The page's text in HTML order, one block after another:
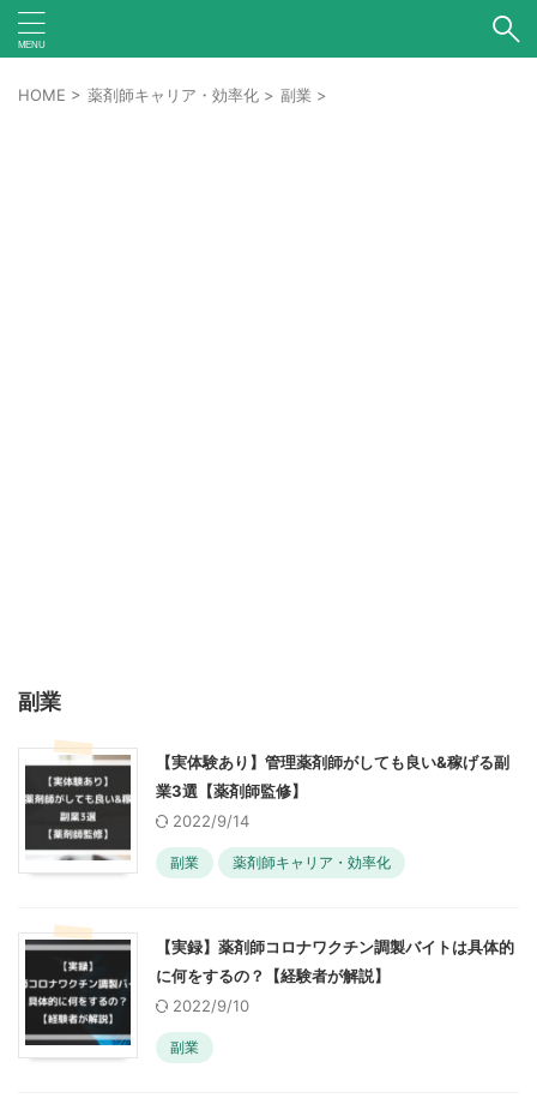
HOME > 薬剤師キャリア・効率化 > 副業 >
副業
【実体験あり】管理薬剤師がしても良い&稼げる副
業3選【薬剤師監修】
2022/9/14
副業 薬剤師キャリア・効率化
【実録】薬剤師コロナワクチン調製バイトは具体的
に何をするの？【経験者が解説】
2022/9/10
副業